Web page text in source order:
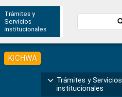
Trámites y
Servicios
institucionales
KICHWA
Primary
Trámites y Servicios
institucionales